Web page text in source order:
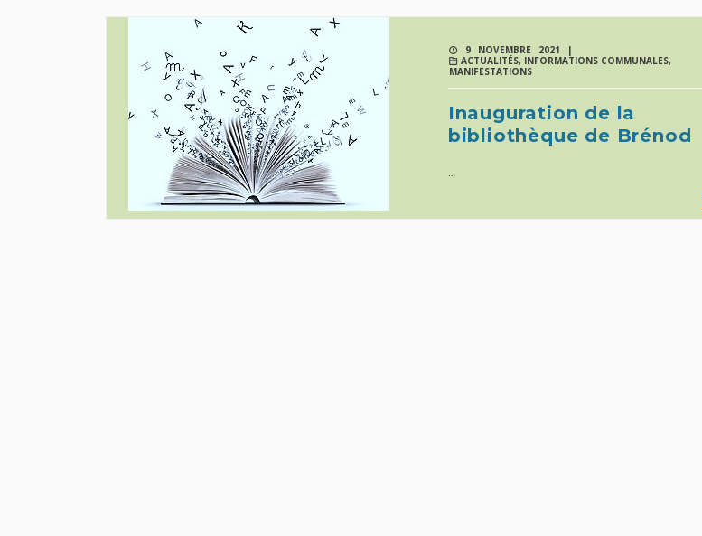
9 NOVEMBRE 2021 |
ACTUALITÉS, INFORMATIONS COMMUNALES,
MANIFESTATIONS
Inauguration de la
bibliothèque de Brénod
…